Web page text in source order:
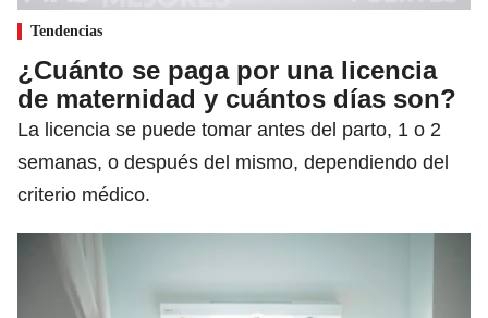
Tendencias
¿Cuánto se paga por una licencia
de maternidad y cuántos días son?
La licencia se puede tomar antes del parto, 1 o 2
semanas, o después del mismo, dependiendo del
criterio médico.